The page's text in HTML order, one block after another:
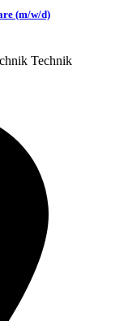
(m/w/d)
Technik